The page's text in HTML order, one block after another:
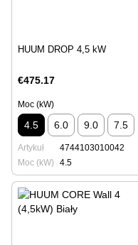
HUUM DROP 4,5 kW
€475.17
Moc (kW)
4.5 6.0 9.0 7.5
Artykuł
4744103010042
Moc (kW)
4.5